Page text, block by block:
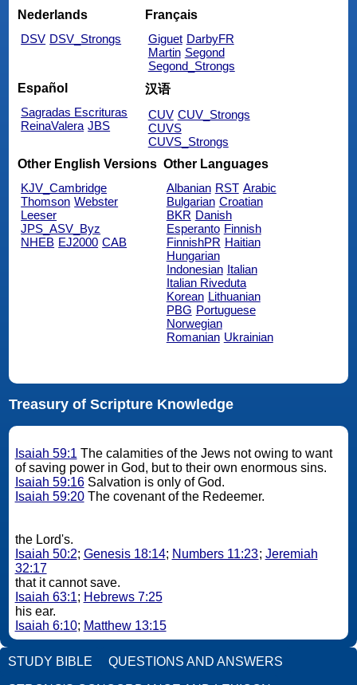
Nederlands
DSV DSV_Strongs
Français
Giguet DarbyFR
Martin Segond
Segond_Strongs
Español
Sagradas Escrituras
ReinaValera JBS
汉语
CUV CUV_Strongs
CUVS
CUVS_Strongs
Other English Versions
KJV_Cambridge
Thomson Webster
Leeser
JPS_ASV_Byz
NHEB EJ2000 CAB
Other Languages
Albanian RST Arabic
Bulgarian Croatian
BKR Danish
Esperanto Finnish
FinnishPR Haitian
Hungarian
Indonesian Italian
Italian Riveduta
Korean Lithuanian
PBG Portuguese
Norwegian
Romanian Ukrainian
Treasury of Scripture Knowledge
Isaiah 59:1 The calamities of the Jews not owing to want
of saving power in God, but to their own enormous sins.
Isaiah 59:16Salvation is only of God.
Isaiah 59:20The covenant of the Redeemer.
the Lord's.
Isaiah 50:2; Genesis 18:14; Numbers 11:23; Jeremiah
32:17
that it cannot save.
Isaiah 63:1; Hebrews 7:25
his ear.
Isaiah 6:10; Matthew 13:15
STUDY BIBLE QUESTIONS AND ANSWERS